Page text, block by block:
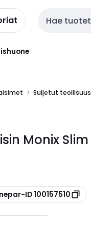
Haku
Suljetut
Monix Slim
ID 100157510